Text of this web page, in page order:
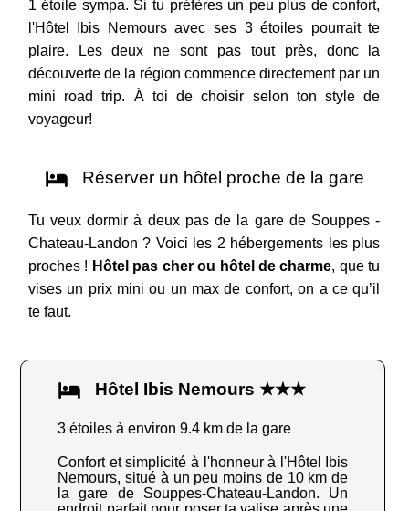
1 étoile sympa. Si tu préfères un peu plus de confort,
l'Hôtel Ibis Nemours avec ses 3 étoiles pourrait te
plaire. Les deux ne sont pas tout près, donc la
découverte de la région commence directement par un
mini road trip. À toi de choisir selon ton style de
voyageur!
Réserver un hôtel proche de la gare
Tu veux dormir à deux pas de la gare de Souppes -
Chateau-Landon ? Voici les 2 hébergements les plus
proches ! Hôtel pas cher ou hôtel de charme, que tu
vises un prix mini ou un max de confort, on a ce qu’il
te faut.
Hôtel Ibis Nemours ★★★
3 étoiles à environ 9.4 km de la gare
Confort et simplicité à l'honneur à l'Hôtel Ibis
Nemours, situé à un peu moins de 10 km de
la gare de Souppes-Chateau-Landon. Un